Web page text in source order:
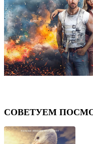
СОВЕТУЕМ